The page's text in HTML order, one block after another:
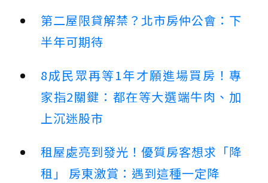
第二屋限貸解禁？北市房仲公會：下
半年可期待
8成民眾再等1年才願進場買房！專
家指2關鍵：都在等大選端牛肉、加
上沉迷股市
租屋處亮到發光！優質房客想求「降
租」 房東激賞：遇到這種一定降